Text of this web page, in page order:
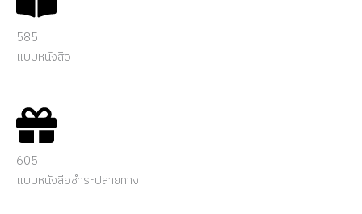
585
แบบหนังสือ
605
แบบหนังสือชำระปลายทาง